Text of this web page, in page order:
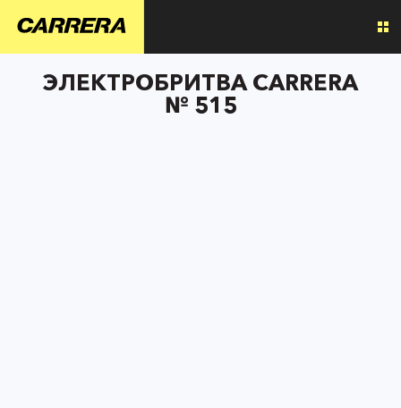
ЭЛЕКТРОБРИТВА CARRERA
№ 515